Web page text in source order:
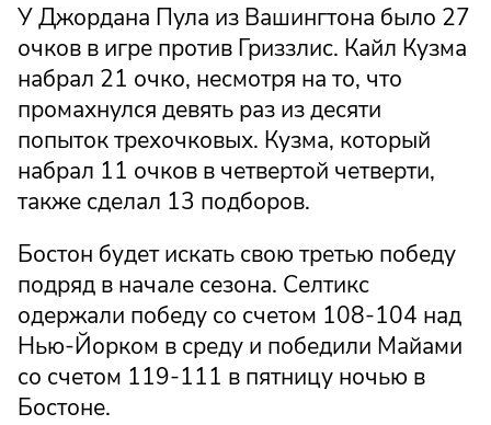
У Джордана Пула из Вашингтона было 27
очков в игре против Гриззлис. Кайл Кузма
набрал 21 очко, несмотря на то, что
промахнулся девять раз из десяти
попыток трехочковых. Кузма, который
набрал 11 очков в четвертой четверти,
также сделал 13 подборов.
Бостон будет искать свою третью победу
подряд в начале сезона. Селтикс
одержали победу со счетом 108-104 над
Нью-Йорком в среду и победили Майами
со счетом 119-111 в пятницу ночью в
Бостоне.